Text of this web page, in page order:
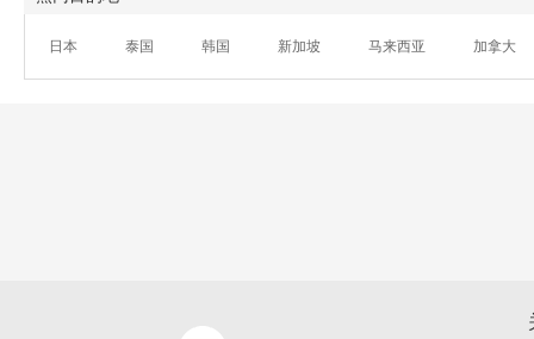
日本 泰国 韩国 新加坡 马来西亚 加拿大